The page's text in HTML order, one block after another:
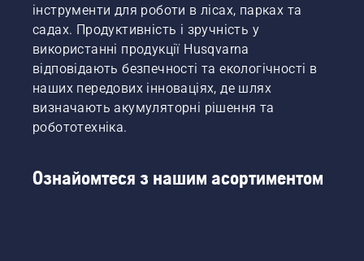
інструменти для роботи в лісах, парках та
садах. Продуктивність і зручність у
використанні продукції Husqvarna
відповідають безпечності та екологічності в
наших передових інноваціях, де шлях
визначають акумуляторні рішення та
робототехніка.
Ознайомтеся з нашим асортиментом